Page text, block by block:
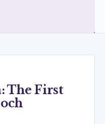
The First